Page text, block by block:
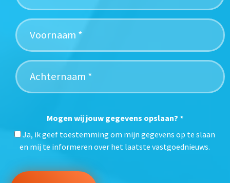
Mogen wij jouw gegevens opslaan? *
Ja, ik geef toestemming om mijn gegevens op te slaan
en mij te informeren over het laatste vastgoednieuws.